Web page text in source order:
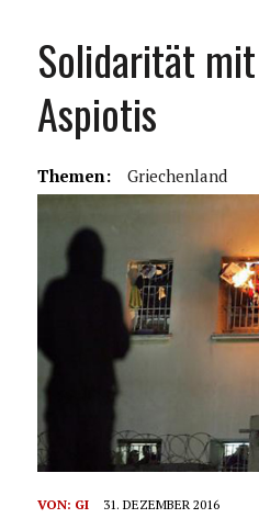
Solidarität
Aspiotis
Themen: Griechenland
VON: GI 31. DEZEMBER 2016